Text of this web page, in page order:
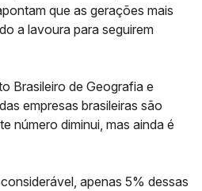
que as gerações mais
a lavoura para seguirem
Brasileiro de Geografia e
empresas brasileiras são
número diminui, mas ainda é
apenas 5% dessas